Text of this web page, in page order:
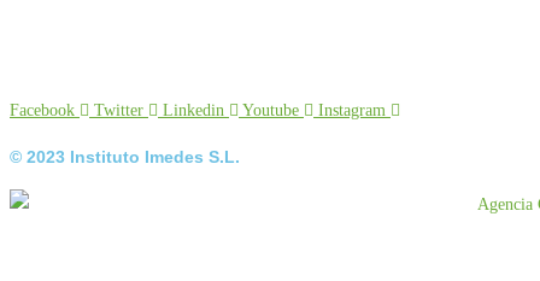
Facebook Twitter Linkedin Youtube Instagram
© 2023 Instituto Imedes S.L.